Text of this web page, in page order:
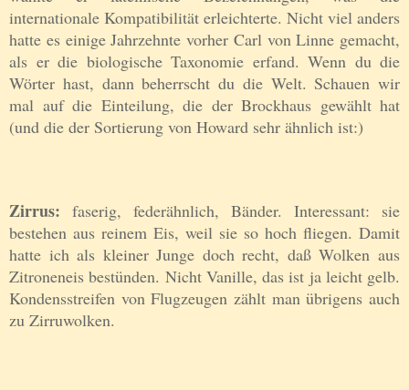
internationale Kompatibilität erleichterte. Nicht viel anders
hatte es einige Jahrzehnte vorher Carl von Linne gemacht,
als er die biologische Taxonomie erfand. Wenn du die
Wörter hast, dann beherrscht du die Welt. Schauen wir
mal auf die Einteilung, die der Brockhaus gewählt hat
(und die der Sortierung von Howard sehr ähnlich ist:)
Zirrus: faserig, federähnlich, Bänder. Interessant: sie
bestehen aus reinem Eis, weil sie so hoch fliegen. Damit
hatte ich als kleiner Junge doch recht, daß Wolken aus
Zitroneneis bestünden. Nicht Vanille, das ist ja leicht gelb.
Kondensstreifen von Flugzeugen zählt man übrigens auch
zu Zirruwolken.